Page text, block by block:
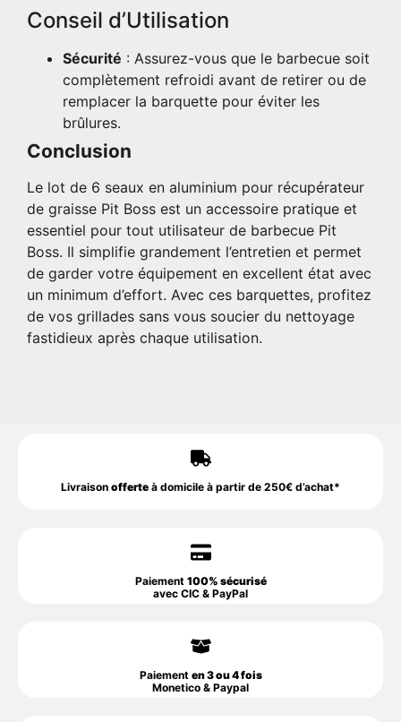
Conseil d’Utilisation
Sécurité : Assurez-vous que le barbecue soit
complètement refroidi avant de retirer ou de
remplacer la barquette pour éviter les
brûlures.
Conclusion
Le lot de 6 seaux en aluminium pour récupérateur
de graisse Pit Boss est un accessoire pratique et
essentiel pour tout utilisateur de barbecue Pit
Boss. Il simplifie grandement l’entretien et permet
de garder votre équipement en excellent état avec
un minimum d’effort. Avec ces barquettes, profitez
de vos grillades sans vous soucier du nettoyage
fastidieux après chaque utilisation.
Livraison offerte à domicile à partir de 250€ d’achat*
Paiement 100% sécurisé
avec CIC & PayPal
Paiement en 3 ou 4 fois
Monetico & Paypal